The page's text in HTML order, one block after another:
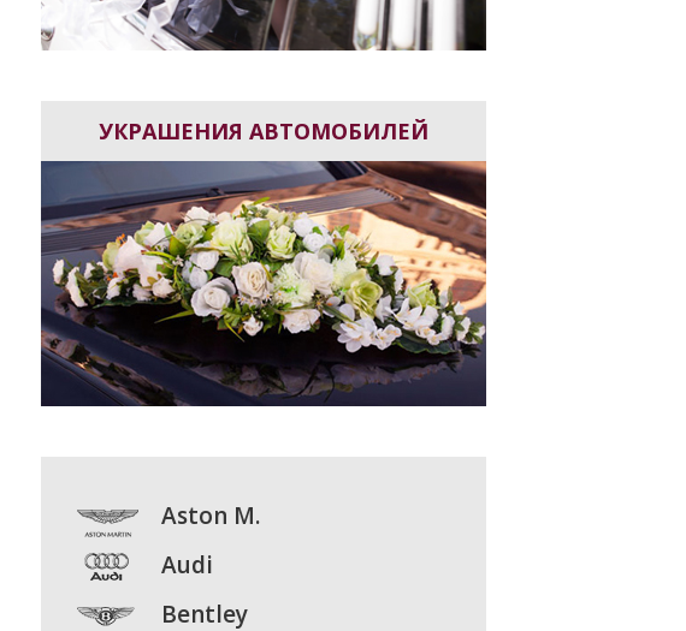
УКРАШЕНИЯ АВТОМОБИЛЕЙ
Aston M.
Audi
Bentley